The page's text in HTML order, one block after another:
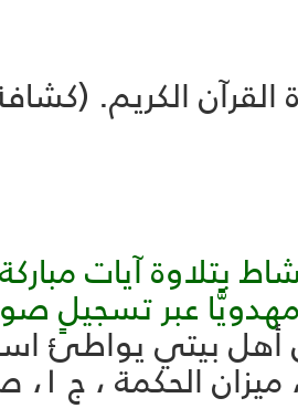
(كشافة: 45، مرشدات:
بتلاوة آيات
عبر تسجيلٍ
أهل بيتي يواطئ
الحكمة ، ج ١، ص ١٧٩)